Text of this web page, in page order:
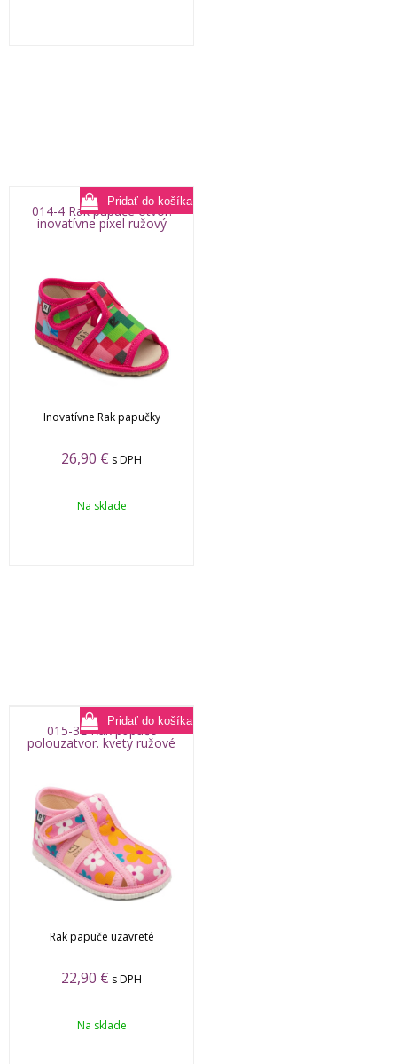
014-4 Rak papuče otvor.
inovatívne pixel ružový
Inovatívne Rak papučky
26,90 € s DPH
Na sklade
015-3E Rak papuče
polouzatvor. kvety ružové
Rak papuče uzavreté
22,90 € s DPH
Na sklade